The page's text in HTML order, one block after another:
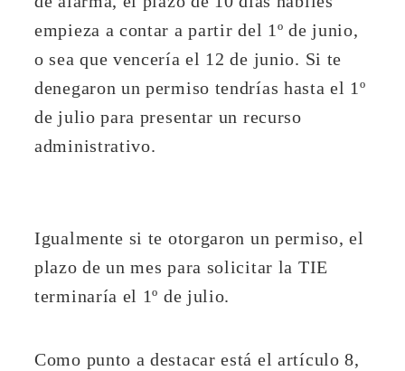
empieza a contar a partir del 1º de junio,
o sea que vencería el 12 de junio. Si te
denegaron un permiso tendrías hasta el 1º
de julio para presentar un recurso
administrativo.
Igualmente si te otorgaron un permiso, el
plazo de un mes para solicitar la TIE
terminaría el 1º de julio.
Como punto a destacar está el artículo 8,